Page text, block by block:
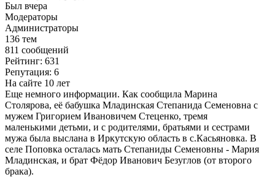
Был вчера
Модераторы
Администраторы
136 тем
811 сообщений
Рейтинг: 631
Репутация: 6
На сайте 10 лет
Еще немного информации. Как сообщила Марина
Столярова, её бабушка Младинская Степанида Семеновна с
мужем Григорием Ивановичем Стеценко, тремя
маленькими детьми, и с родителями, братьями и сестрами
мужа была выслана в Иркутскую область в с.Касьяновка. В
селе Поповка осталась мать Степаниды Семеновны - Мария
Младинская, и брат Фёдор Иванович Безуглов (от второго
брака).